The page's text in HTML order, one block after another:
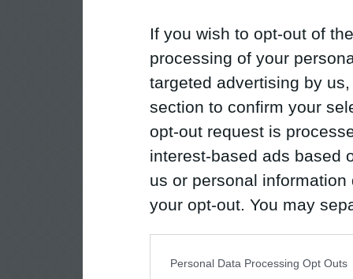
If you wish to opt-out of
processing of your
targeted advertising by
section to confirm your
opt-out request is
interest-based ads based
us or personal
your opt-out. You may
Personal Data Processing Opt Outs